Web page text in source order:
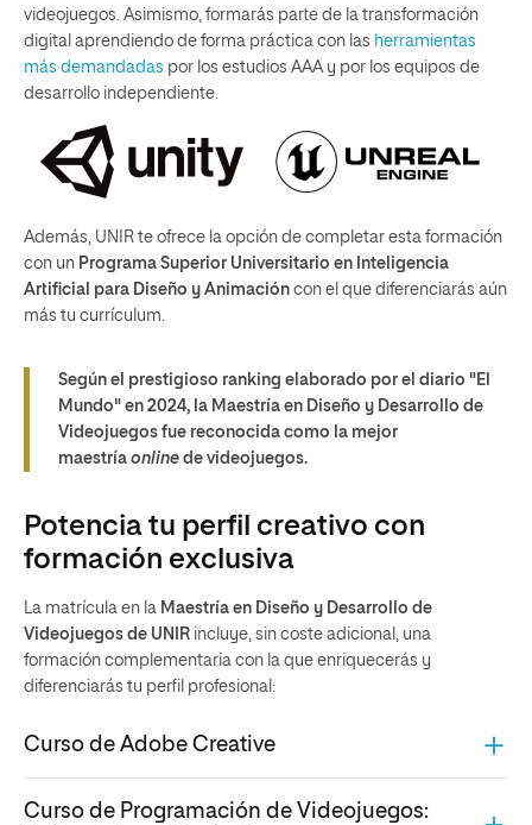
videojuegos. Asimismo, formarás parte de la transformación
digital aprendiendo de forma práctica con las herramientas
más demandadas por los estudios AAA y por los equipos de
desarrollo independiente.
Además, UNIR te ofrece la opción de completar esta formación
con un Programa Superior Universitario en Inteligencia
Artificial para Diseño y Animación con el que diferenciarás aún
más tu currículum.
Según el prestigioso ranking elaborado por el diario "El
Mundo" en 2024, la Maestría en Diseño y Desarrollo de
Videojuegos fue reconocida como la mejor
maestría online de videojuegos.
Potencia tu perfil creativo con
formación exclusiva
La matrícula en la Maestría en Diseño y Desarrollo de
Videojuegos de UNIR incluye, sin coste adicional, una
formación complementaria con la que enriquecerás y
diferenciarás tu perfil profesional:
Curso de Adobe Creative
Curso de Programación de Videojuegos: